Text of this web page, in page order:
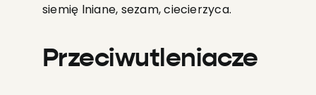
siemię lniane, sezam, ciecierzyca.
Przeciwutleniacze